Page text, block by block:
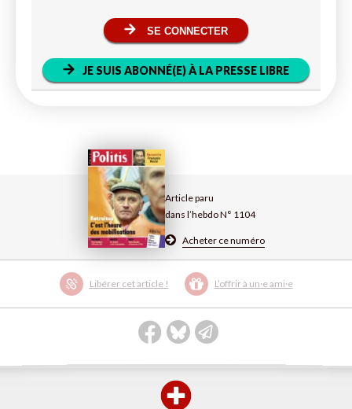
Article paru
dans l’hebdo N° 1104
Acheter ce numéro
Libérer cet article ! L’offrir à un·e ami·e
SE CONNECTER
JE SUIS ABONNÉ(E) À LA PRESSE LIBRE